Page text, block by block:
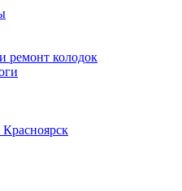
ремонт колодок
Красноярск